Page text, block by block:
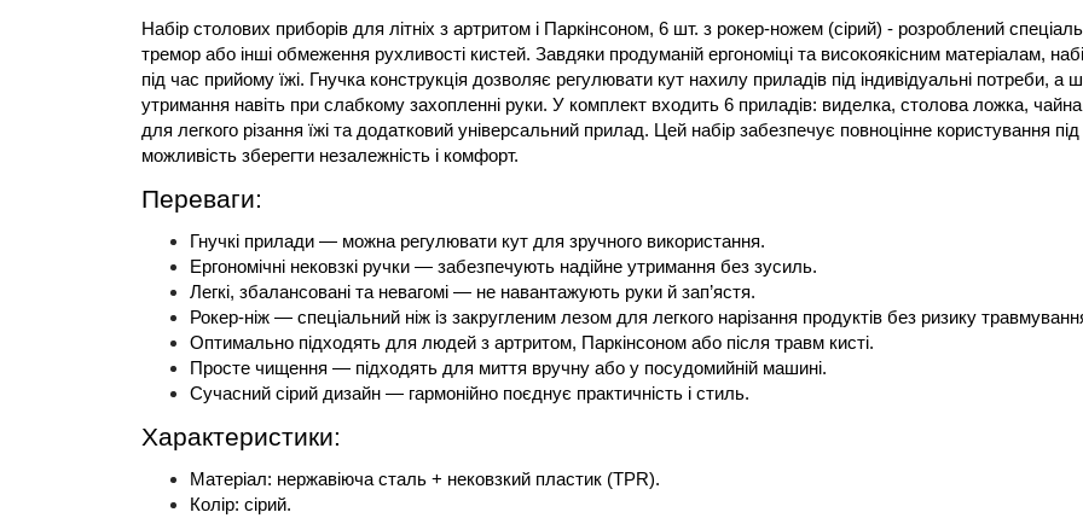
Набір столових приборів для літніх з артритом і Паркінсоном, 6 шт. з рокер-ножем (сірий) - розроблений
тремор або інші обмеження рухливості кистей. Завдяки продуманій ергономіці та високоякісним матеріалам,
під час прийому їжі. Гнучка конструкція дозволяє регулювати кут нахилу приладів під індивідуальні потреби, а
утримання навіть при слабкому захопленні руки. У комплект входить 6 приладів: виделка, столова ложка,
для легкого різання їжі та додатковий універсальний прилад. Цей набір забезпечує повноцінне користування
можливість зберегти незалежність і комфорт.
Переваги:
Гнучкі прилади — можна регулювати кут для зручного використання.
Ергономічні нековзкі ручки — забезпечують надійне утримання без зусиль.
Легкі, збалансовані та невагомі — не навантажують руки й зап’ястя.
Рокер-ніж — спеціальний ніж із закругленим лезом для легкого нарізання продуктів без ризику
Оптимально підходять для людей з артритом, Паркінсоном або після травм кисті.
Просте чищення — підходять для миття вручну або у посудомийній машині.
Сучасний сірий дизайн — гармонійно поєднує практичність і стиль.
Характеристики:
Матеріал: нержавіюча сталь + нековзкий пластик (TPR).
Колір: сірий.